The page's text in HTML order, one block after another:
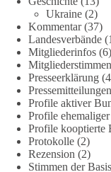
158 26 69
DieBasis
2 Tage(n) zuvor
🌍 Migration darf
werden.
Die Ereignisse in
zwischen
Ukraine (2)
Kommentar(37)
Landesverbände
Mitgliederinfos (6)
Mitgliederstimmen
Presseerklärung
Pressemitteilungen
Profile aktiver
Profile
Profile kooptierte
Protokolle (2)
Rezension (2)
Stimmen der Basis